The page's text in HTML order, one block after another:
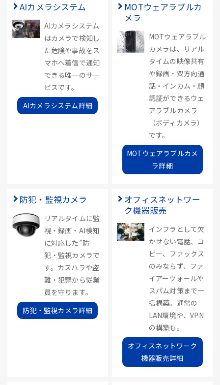
AIカメラシステム
AIカメラシステム
はカメラで検知し
た危険や事故をス
マホへ着信で通知
できる唯一のサー
ビスです。
AIカメラシステム詳細
MOTウェアラブルカ
メラ
MOTウェアラブル
カメラは、リアル
タイムの映像共有
や録画・双方向通
話・インカム・顔
認証ができるウェ
アラブルカメラ
（ボディカメラ）
です。
MOTウェアラブルカメ
ラ詳細
防犯・監視カメラ
リアルタイムに監
視・録画・AI検知
に対応した”防
犯・監視カメラで
す。カスハラや盗
難・犯罪から従業
員を守ります。
防犯・監視カメラ詳細
オフィスネットワー
ク機器販売
インフラとして欠
かせない電話、コ
ピー、ファックス
のみならず、ファ
イアーウォールや
スパム対策まで一
括構築。通常の
LAN環境や、VPN
の構築も。
オフィスネットワーク
機器販売詳細